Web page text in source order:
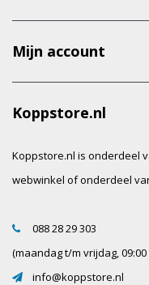
Mijn account
Koppstore.nl
Koppstore.nl is onderdeel
webwinkel of onderdeel
088 28 29 303
(maandag t/m vrijdag, 09:00
info@koppstore.nl